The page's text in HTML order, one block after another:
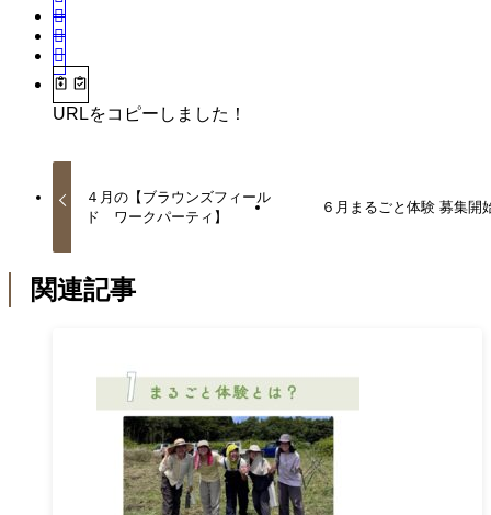
URLをコピーしました！
４月の【ブラウンズフィール
ド ワークパーティ】
６月まるごと体験 募集開
関連記事